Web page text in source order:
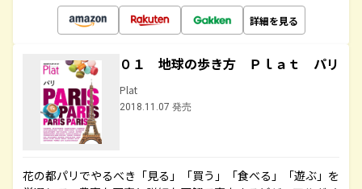
詳細を見る
０１ 地球の歩き方 Ｐｌａｔ パリ
Plat
2018.11.07 発売
花の都パリでやるべき「見る」「買う」「食べる」「遊ぶ」を